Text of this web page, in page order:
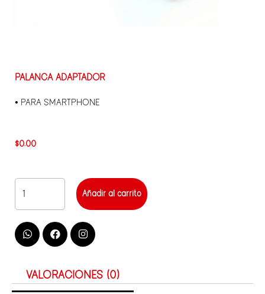
PALANCA ADAPTADOR
• PARA SMARTPHONE
$0.00
Añadir al carrito
VALORACIONES (0)